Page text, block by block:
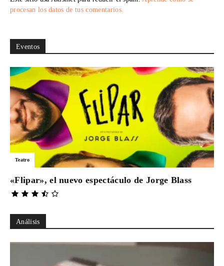
procesan los datos de tus comentarios.
Eventos
Teatro
«Flipar», el nuevo espectáculo de Jorge Blass
Análisis